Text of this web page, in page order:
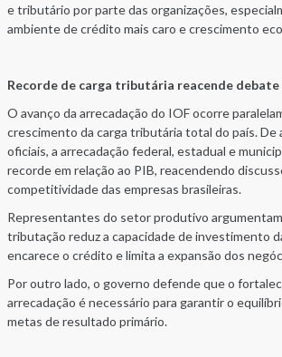
e tributário por parte das organizações,
ambiente de crédito mais caro e crescimento
Recorde de carga tributária reacende debate
O avanço da arrecadação do IOF ocorre
crescimento da carga tributária total do país. De
oficiais, a arrecadação federal, estadual e
recorde em relação ao PIB, reacendendo
competitividade das empresas brasileiras.
Representantes do setor produtivo
tributação reduz a capacidade de investimento
encarece o crédito e limita a expansão dos
Por outro lado, o governo defende que o
arrecadação é necessário para garantir o
metas de resultado primário.